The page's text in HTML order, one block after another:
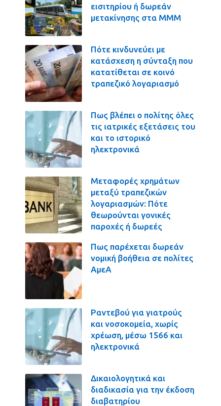
εισιτηρίου ή δωρεάν
μετακίνησης στα ΜΜΜ
Πότε κινδυνεύει με
κατάσχεση η σύνταξη που
κατατίθεται σε κοινό
τραπεζικό λογαριασμό
Πως βλέπει ο πολίτης όλες
τις ιατρικές εξετάσεις του
και το ιστορικό
ηλεκτρονικά
Μεταφορές χρημάτων
μεταξύ τραπεζικών
λογαριασμών: Πότε
θεωρούνται γονικές
παροχές ή δωρεές
Πως παρέχεται δωρεάν
νομική βοήθεια σε πολίτες
ΑμεΑ
Ραντεβού για γιατρούς
και νοσοκομεία, χωρίς
χρέωση, μέσω 1566 και
ηλεκτρονικά
Δικαιολογητικά και
διαδικασία για την έκδοση
διαβατηρίου